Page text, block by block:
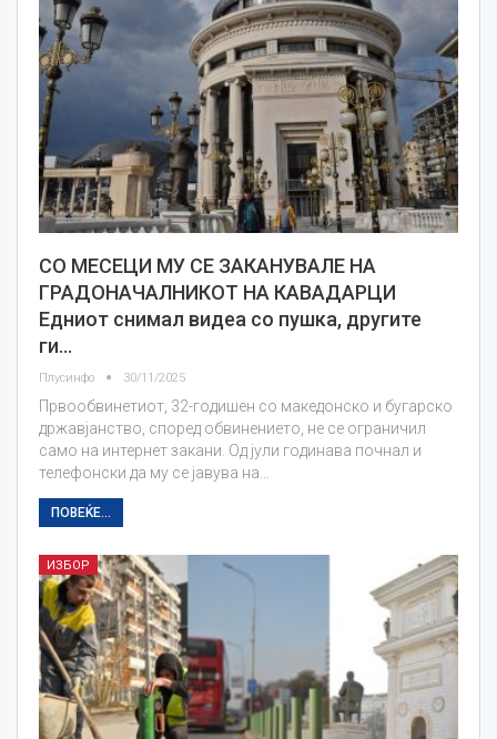
СО МЕСЕЦИ МУ СЕ ЗАКАНУВАЛЕ НА
ГРАДОНАЧАЛНИКОТ НА КАВАДАРЦИ
Едниот снимал видеа со пушка, другите
ги…
Плусинфо 30/11/2025
Првообвинетиот, 32-годишен со македонско и бугарско
државјанство, според обвинението, не се ограничил
само на интернет закани. Од јули годинава почнал и
телефонски да му се јавува на…
ПОВЕЌЕ...
ИЗБОР